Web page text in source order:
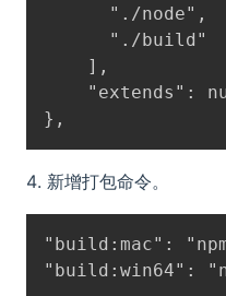
      "./node",
      "./build"
    ],
"extends":
新增打包命令。
"build:mac":